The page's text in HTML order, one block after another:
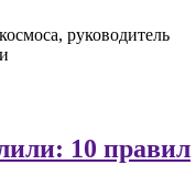
руководитель
10 правил